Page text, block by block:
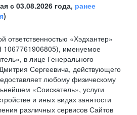
с 03.08.2026 года, ранее
)
ответственностью «Хэдхантер»
именуемое
в лице Генерального
Сергеевича, действующего
любому физическому
«Соискатель», услуги
и иных видах занятости
различных сервисов Сайтов